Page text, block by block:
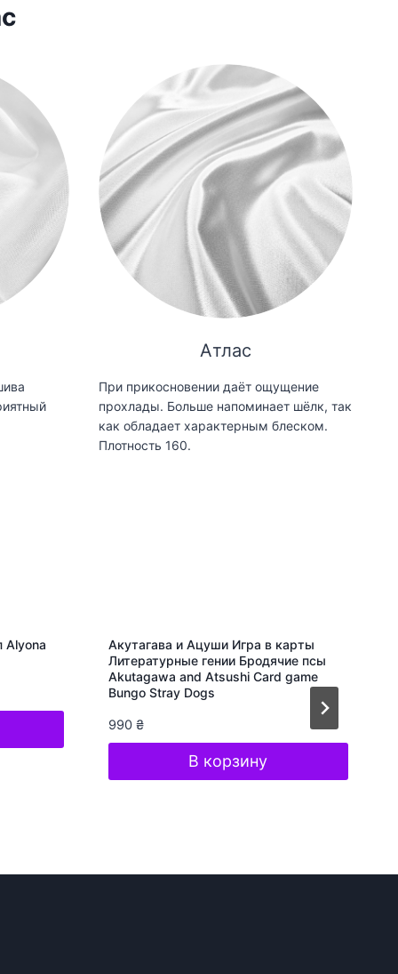
Атлас
При прикосновении даёт ощущение
прохлады. Больше напоминает шёлк, так
как обладает характерным блеском.
Плотность 160.
Alyona
Акутагава и Ацуши Игра в карты
Литературные гении Бродячие псы
Akutagawa and Atsushi Card game
Bungo Stray Dogs
990 ₴
В корзину